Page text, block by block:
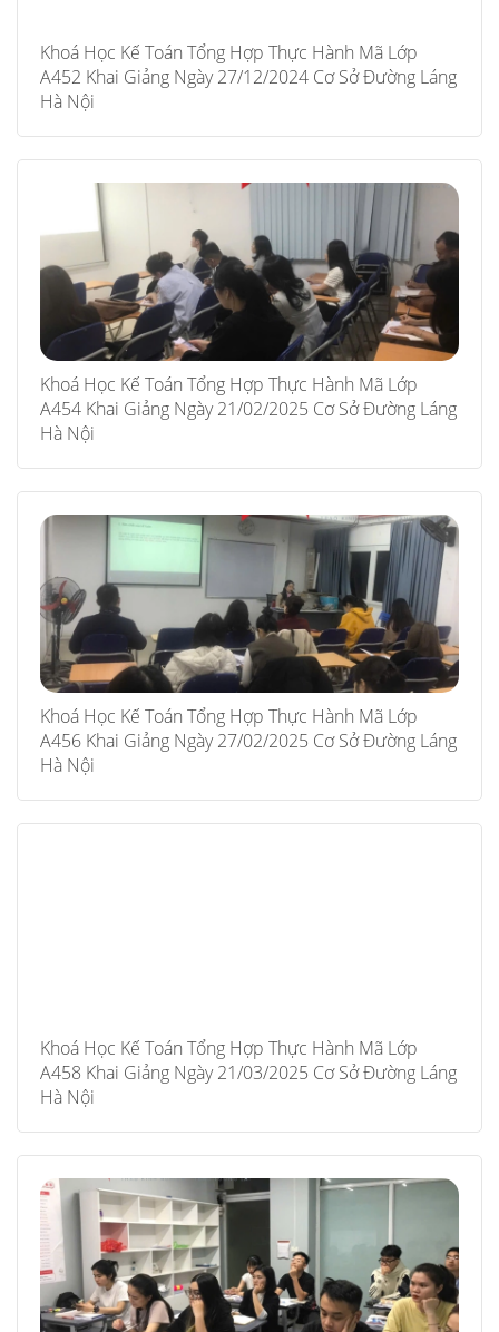
Khoá Học Kế Toán Tổng Hợp Thực Hành Mã Lớp
A452 Khai Giảng Ngày 27/12/2024 Cơ Sở Đường Láng
Hà Nội
Khoá Học Kế Toán Tổng Hợp Thực Hành Mã Lớp
A454 Khai Giảng Ngày 21/02/2025 Cơ Sở Đường Láng
Hà Nội
Khoá Học Kế Toán Tổng Hợp Thực Hành Mã Lớp
A456 Khai Giảng Ngày 27/02/2025 Cơ Sở Đường Láng
Hà Nội
Khoá Học Kế Toán Tổng Hợp Thực Hành Mã Lớp
A458 Khai Giảng Ngày 21/03/2025 Cơ Sở Đường Láng
Hà Nội